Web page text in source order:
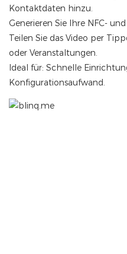
Kontaktdaten hinzu.
Generieren Sie Ihre NFC-
Teilen Sie das Video per
oder Veranstaltungen.
Ideal für: Schnelle
Konfigurationsaufwand.